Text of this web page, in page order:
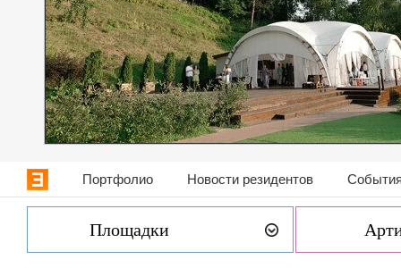
Портфолио Новости резидентов
Площадки